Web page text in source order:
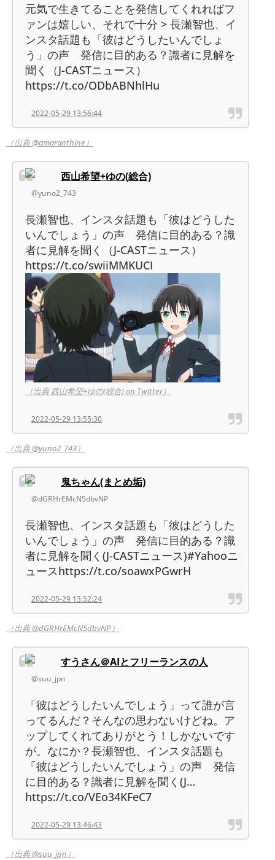
元気で生きてることを発信してくれればフ
ァンは嬉しい、それで十分 > 長瀬智也、イ
ンスタ話題も「彼はどうしたいんでしょ
う」の声 発信に目的ある？識者に見解を
聞く（J-CASTニュース）
https://t.co/ODbABNhlHu
2022-05-29 13:56:44
（出典 @amaranthine）
西山希望+ゆの(総合)
@yuno2_743
長瀬智也、インスタ話題も「彼はどうした
いんでしょう」の声 発信に目的ある？識
者に見解を聞く（J-CASTニュース）
https://t.co/swiiMMKUCI
（出典 西山希望+ゆの(総合) on Twitter）
2022-05-29 13:55:30
（出典 @yuno2_743）
鬼ちゃん(まとめ垢)
@dGRHrEMcN5dbvNP
長瀬智也、インスタ話題も「彼はどうした
いんでしょう」の声 発信に目的ある？識
者に見解を聞く(J-CASTニュース)#Yahooニ
ュースhttps://t.co/soawxPGwrH
2022-05-29 13:52:24
（出典 @dGRHrEMcN5dbvNP）
すうさん＠AIとフリーランスの人
@suu_jpn
「彼はどうしたいんでしょう」って誰が言
ってるんだ？そんなの思わないけどね。ア
ップしてくれてありがとう！しかないです
が。なにか？長瀬智也、インスタ話題も
「彼はどうしたいんでしょう」の声 発信
に目的ある？識者に見解を聞く(J…
https://t.co/VEo34KFeC7
2022-05-29 13:46:43
（出典 @suu_jpn）